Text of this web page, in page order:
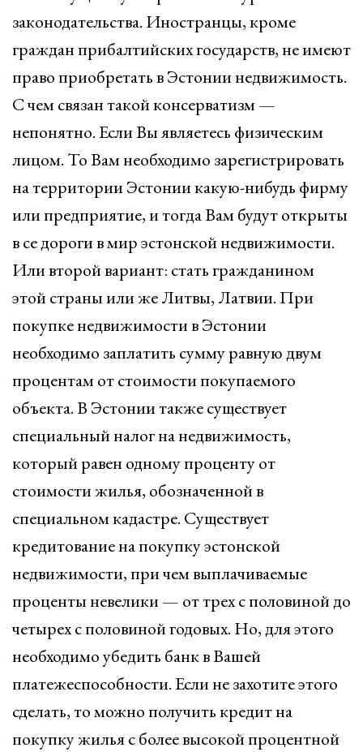
законодательства. Иностранцы, кроме
граждан прибалтийских государств, не имеют
право приобретать в Эстонии недвижимость.
С чем связан такой консерватизм —
непонятно. Если Вы являетесь физическим
лицом. То Вам необходимо зарегистрировать
на территории Эстонии какую-нибудь фирму
или предприятие, и тогда Вам будут открыты
в се дороги в мир эстонской недвижимости.
Или второй вариант: стать гражданином
этой страны или же Литвы, Латвии. При
покупке недвижимости в Эстонии
необходимо заплатить сумму равную двум
процентам от стоимости покупаемого
объекта. В Эстонии также существует
специальный налог на недвижимость,
который равен одному проценту от
стоимости жилья, обозначенной в
специальном кадастре. Существует
кредитование на покупку эстонской
недвижимости, при чем выплачиваемые
проценты невелики — от трех с половиной до
четырех с половиной годовых. Но, для этого
необходимо убедить банк в Вашей
платежеспособности. Если не захотите этого
сделать, то можно получить кредит на
покупку жилья с более высокой процентной